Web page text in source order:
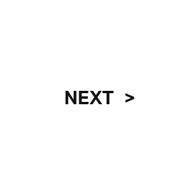
NEXT